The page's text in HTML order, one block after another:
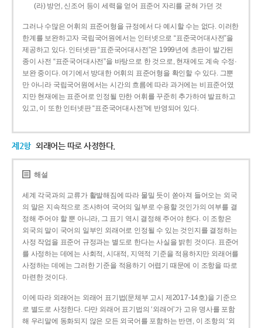
(라) 방언, 신조어 등이 세력을 얻어 표준어 자리를 굳혀 가던 것
그러나 수많은 어휘의 표준어형을 규정에서 다 예시할 수는 없다. 이러한
한계를 보완하고자 국립국어원에서는 인터넷으로 “표준국어대사전”을
제공하고 있다. 인터넷판 “표준국어대사전”은 1999년에 초판이 발간된
종이 사전 “표준국어대사전”을 바탕으로 한 것으로, 현재에도 계속 수정·
보완 중이다. 여기에서 방대한 어휘의 표준어형을 확인할 수 있다. 그뿐
만 아니라 국립국어원에서는 시간의 흐름에 따라 과거에는 비표준어였
지만 현재에는 표준어로 인정될 만한 어휘를 꾸준히 추가하여 발표하고
있고, 이 또한 인터넷판 “표준국어대사전”에 반영되어 있다.
제2항 외래어는 따로 사정한다.
해설
세계 각국과의 교류가 활발해짐에 따라 물밀 듯이 쏟아져 들어오는 외국
의 말은 지속적으로 조사하여 국어의 일부로 수용할 것인가의 여부를 결
정해 주어야 할 뿐 아니라, 그 표기 역시 결정해 주어야 한다. 이 조항은
외국의 말이 국어의 일부인 외래어로 인정될 수 있는 것인지를 결정하는
사정 작업을 표준어 규정과는 별도로 한다는 사실을 밝힌 것이다. 표준어
를 사정하는 데에는 사회적, 시대적, 지역적 기준을 적용하지만 외래어를
사정하는 데에는 그러한 기준을 적용하기 어렵기 때문에 이 조항을 따로
마련한 것이다.
이에 따라 외래어는 외래어 표기법(문체부 고시 제2017-14호)을 기준으
로 별도로 사정한다. 다만 외래어 표기법의 ‘외래어’가 고유 명사를 포함
해 우리말에 동화되지 않은 모든 외국어를 포함하는 반면, 이 조항의 ‘외